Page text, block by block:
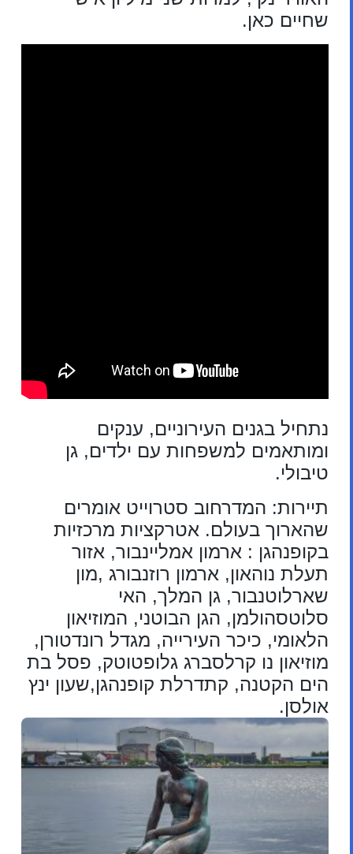
שחיים כאן.
נתחיל בגנים העירוניים, ענקים
ומותאמים למשפחות עם ילדים, גן
טיבולי.
תיירות: המדרחוב סטרוייט אומרים
שהארוך בעולם. אטרקציות מרכזיות
בקופנהגן : ארמון אמליינבור, אזור
תעלת נוהאון, ארמון רוזנבורג ,מון
שארלוטנבור, גן המלך, האי
סלוטסהולמן, הגן הבוטני, המוזיאון
הלאומי, כיכר העירייה, מגדל רונדטורן,
מוזיאון נו קרלסברג גלופטוטק, פסל בת
הים הקטנה, קתדרלת קופנהגן,שעון ינץ
אולסן.